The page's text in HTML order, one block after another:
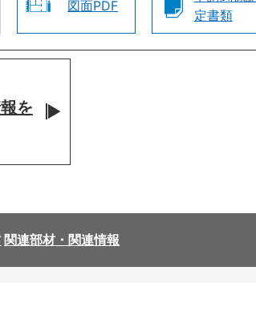
図面PDF
定書類
を
関連部材・関連情報